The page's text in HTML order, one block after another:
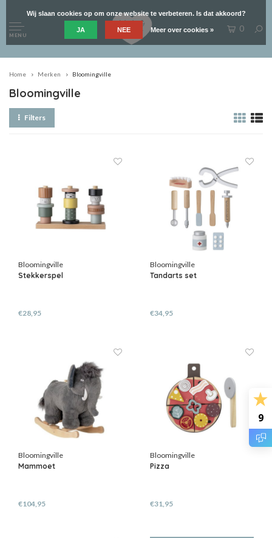
9
MENU
0
Home Merken Bloomingville
Bloomingville
Filters
Bloomingville
Stekkerspel
€28,95
Bloomingville
Tandarts set
€34,95
Bloomingville
Mammoet
€104,95
Bloomingville
Pizza
€31,95
Wij slaan cookies op om onze website te verbeteren. Is dat akkoord?
JA NEE Meer over cookies »